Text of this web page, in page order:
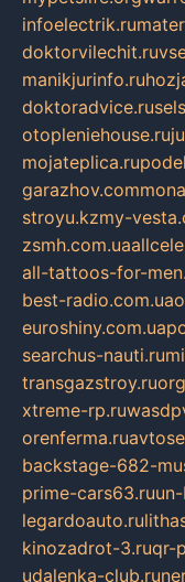
infoelectrik.ru
doktorvilechit.ru
manikjurinfo.ru
doktoradvice.ru
otopleniehouse.ru
mojateplica.ru
garazhov.com
stroyu.kzmy-
zsmh.com.ua
all-tattoos-for-
best-radio.com.ua
euroshiny.com.ua
searchus-nauti.ru
transgazstroy.ru
xtreme-rp.ru
orenferma.ru
backstage-682-
prime-cars63.ru
legardoauto.ru
kinozadrot-3.ruqr-
udalenka-club.ru